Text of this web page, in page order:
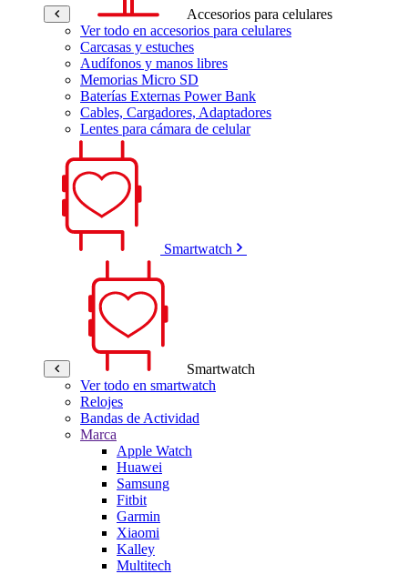
Accesorios para celulares
Ver todo en accesorios para celulares
Carcasas y estuches
Audífonos y manos libres
Memorias Micro SD
Baterías Externas Power Bank
Cables, Cargadores, Adaptadores
Lentes para cámara de celular
Smartwatch
Smartwatch
Ver todo en smartwatch
Relojes
Bandas de Actividad
Marca
Apple Watch
Huawei
Samsung
Fitbit
Garmin
Xiaomi
Kalley
Multitech